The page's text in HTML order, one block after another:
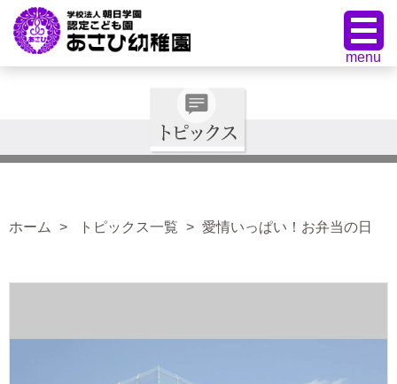
ホーム トピックス一覧 愛情いっぱい！お弁当の日